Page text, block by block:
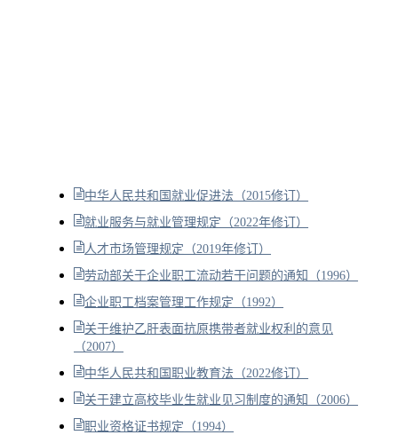
中华人民共和国就业促进法（2015修订）
就业服务与就业管理规定（2022年修订）
人才市场管理规定（2019年修订）
劳动部关于企业职工流动若干问题的通知（1996）
企业职工档案管理工作规定（1992）
关于维护乙肝表面抗原携带者就业权利的意见
（2007）
中华人民共和国职业教育法（2022修订）
关于建立高校毕业生就业见习制度的通知（2006）
职业资格证书规定（1994）